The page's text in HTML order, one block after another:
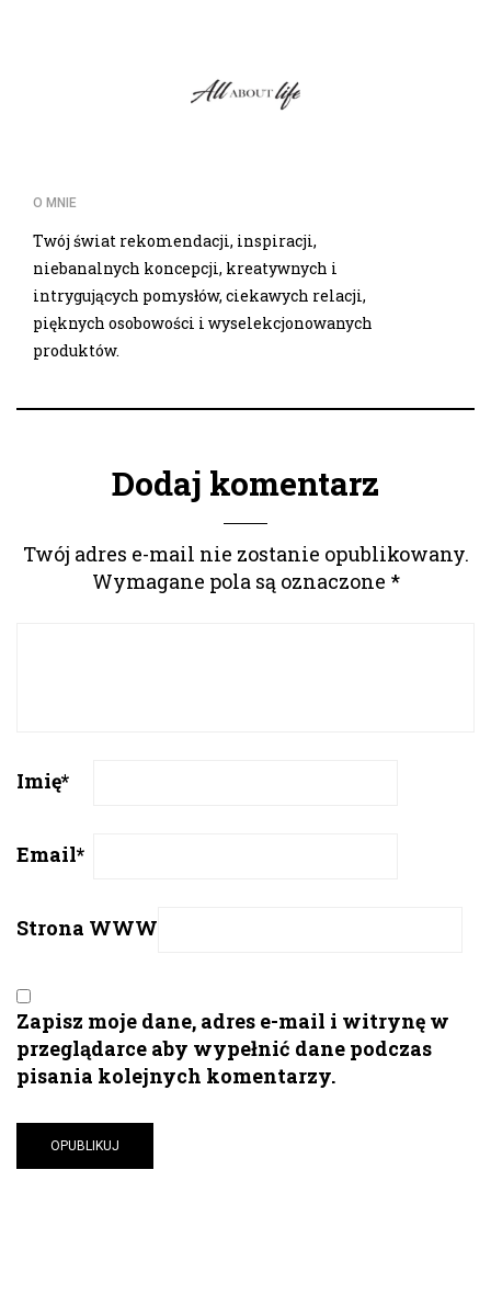
O MNIE
Twój świat rekomendacji, inspiracji,
niebanalnych koncepcji, kreatywnych i
intrygujących pomysłów, ciekawych relacji,
pięknych osobowości i wyselekcjonowanych
produktów.
Dodaj komentarz
Twój adres e-mail nie zostanie opublikowany.
Wymagane pola są oznaczone *
Imię*
Email*
Strona WWW
Zapisz moje dane, adres e-mail i witrynę w
przeglądarce aby wypełnić dane podczas
pisania kolejnych komentarzy.